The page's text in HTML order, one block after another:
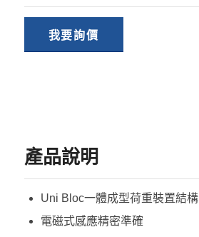
我要詢價
產品說明
Uni Bloc一體成型荷重裝置結構
電磁式感應精密準確